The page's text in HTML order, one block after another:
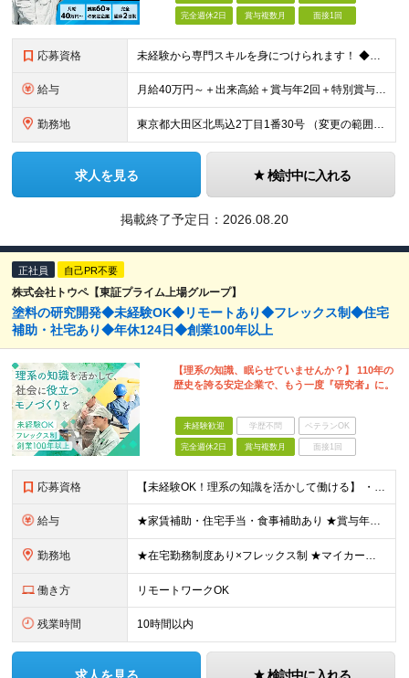
完全週休2日 賞与複数月 面接1回
応募資格 未経験から専門スキルを身につけられます！ ◆学歴不問 ◆職種未経験歓迎 ◆普通自動車免許（AT限定可） ★社会人経験10年以上の方も歓迎 ＼こんな方をお待ちしています／ ◎専門スキルを身につけて成
給与 月給40万円～＋出来高給＋賞与年2回＋特別賞与年1回 ※固定残業代45時間分・10万2,500円～含む。 ※固定残業代の超過分は別途全額支給いたします。 ※特別賞与は業績による。 ※給与額は経験・能
勤務地 東京都大田区北馬込2丁目1番30号 （変更の範囲）上記以外を除く当社関連勤務地
求人を見る 検討中に入れる
掲載終了予定日： 2026.08.20
正社員 自己PR不要
株式会社トウペ【東証プライム上場グループ】
塗料の研究開発◆未経験OK◆リモートあり◆フレックス制◆住宅
補助・社宅あり◆年休124日◆創業100年以上
【理系の知識、眠らせていませんか？】 110年の
歴史を誇る安定企業で、もう一度『研究者』に。
未経験歓迎 学歴不問 ベテランOK
完全週休2日 賞与複数月 面接1回
応募資格 【未経験OK！理系の知識を活かして働ける】 ・理系学部専攻されていた方（大学・大学院卒） └化学、応用化学、材料、バイオ、農学、環境など ・第二新卒OK ※大卒以上 ＼ こんな方を歓迎します ／
給与 ★家賃補助・住宅手当・食事補助あり ★賞与年2回 ■院修了：月給24万600円～＋各種手当＋賞与年2回 ■大卒：月給22万7000円～＋各種手当＋賞与年2回 ※年齢・経験を考慮の上、決定します ※
勤務地 ★在宅勤務制度あり×フレックス制 ★マイカー通勤OK 以下の工場より、希望を考慮して決定いたします。 【茨城工場】茨城県古河市北利根8-5 【三重工場】三重県伊賀市柘植町2700 ※頻繁ではあり
働き方 リモートワークOK
残業時間 10時間以内